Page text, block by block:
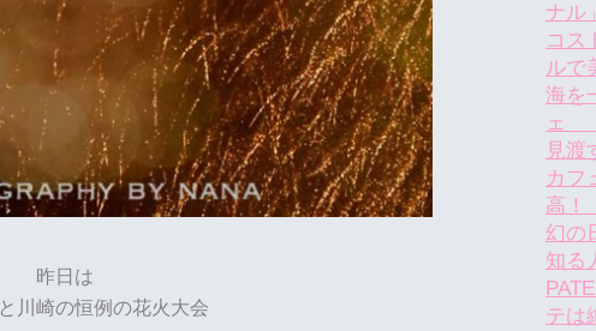
昨日は
川崎の恒例の花火大会
ナル
コ
ルで
海を
ェ
見渡
カフ
高！
幻の
知る
テは